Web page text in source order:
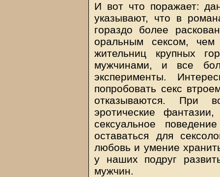
И вот что поражает:
указывают, что в
гораздо более
оральным сексом,
жительниц крупных
мужчинами, и все
эксперименты.
попробовать секс
отказываются. При
эротические
сексуальное
оставаться для
любовь и умение
у наших подруг
мужчин.